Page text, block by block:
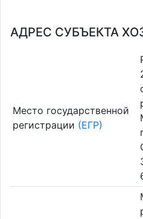
АДРЕС СУБЪЕКТА
Место государственной
регистрации (ЕГР)